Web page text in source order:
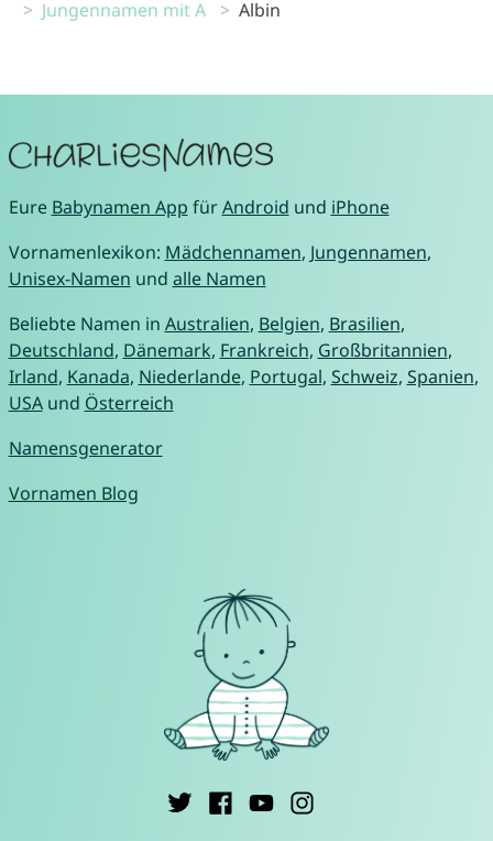
Jungennamen mit A
Albin
Eure Babynamen App fürAndroid und iPhone
Vornamenlexikon: Mädchennamen, Jungennamen,
Unisex-Namen und alle Namen
Beliebte Namen in Australien, Belgien, Brasilien,
Deutschland, Dänemark, Frankreich, Großbritannien,
Irland, Kanada, Niederlande, Portugal, Schweiz, Spanien,
USAund Österreich
Namensgenerator
Vornamen Blog